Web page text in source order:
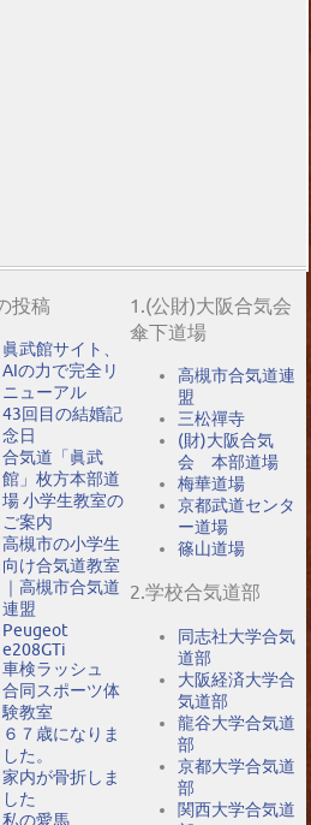
投稿
眞武館サイト、
AIの力で完全リ
ニューアル
43回目の結婚記
念日
合気道「眞武
館」枚方本部道
場 小学生教室の
ご案内
高槻市の小学生
向け合気道教室
｜高槻市合気道
連盟
Peugeot
e208GTi
車検ラッシュ
合同スポーツ体
験教室
６７歳になりま
した。
家内が骨折しま
した
私の愛馬
1.(公財)大阪合気会
傘下道場
高槻市合気道連
盟
三松禪寺
(財)大阪合気
会 本部道場
梅華道場
京都武道センタ
ー道場
篠山道場
2.学校合気道部
同志社大学合気
道部
大阪経済大学合
気道部
龍谷大学合気道
部
京都大学合気道
部
関西大学合気道